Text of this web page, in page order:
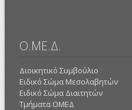
Ο.ΜΕ.Δ.
Διοικητικό Συμβούλιο
Ειδικό Σώμα Μεσολαβητών
Ειδικό Σώμα Διαιτητών
Τμήματα ΟΜΕΔ